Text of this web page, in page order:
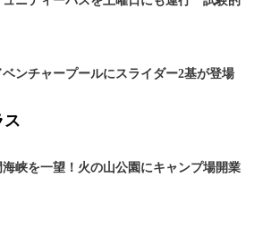
ンチャープールにスライダー2基が登場
ス
海峡を一望！火の山公園にキャンプ場開業